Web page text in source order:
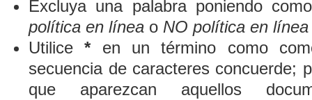
Excluya una palabra poniendo
política en línea o NO política en línea
Utilice* en un término como
secuencia de caracteres concuerde;
que aparezcan aquellos